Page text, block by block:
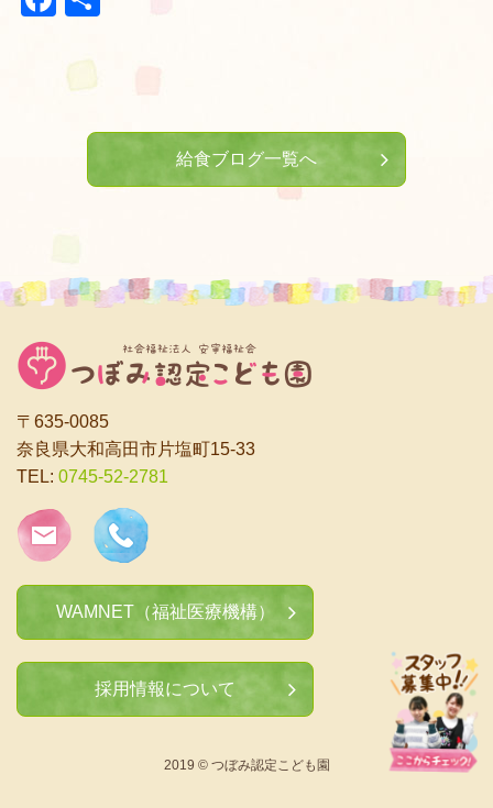
給食ブログ一覧へ
〒635-0085
奈良県大和高田市片塩町15-33
TEL: 0745-52-2781
WAMNET（福祉医療機構）
採用情報について
2019 © つぼみ認定こども園